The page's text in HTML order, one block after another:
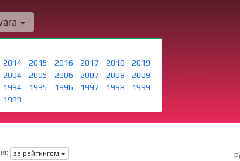
2014 2015 2016 2017 2018
2019
2004 2005 2006 2007 2008
2009
1994 1995 1996 1997 1998
1999
1989
за рейтингом